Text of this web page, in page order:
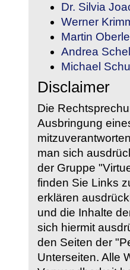
Dr. Silvia
Werner
Martin
Andrea
Michael
Disclaimer
Die
Ausbringung
man sich
der Gruppe
finden Sie Links
erklären
und die Inhalte
sich hiermit
den Seiten der
Unterseiten. Alle